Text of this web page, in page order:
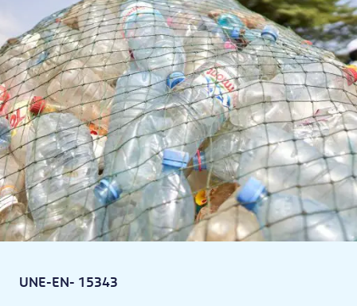
UNE-EN- 15343